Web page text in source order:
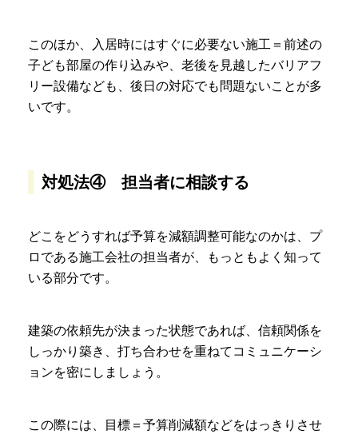
このほか、入居時にはすぐに必要ない施工＝前述の
子ども部屋の作り込みや、老後を見越したバリアフ
リー設備なども、後日の対応でも問題ないことが多
いです。
対処法④ 担当者に相談する
どこをどうすれば予算を減額調整可能なのかは、プ
ロである施工会社の担当者が、もっともよく知って
いる部分です。
建築の依頼先が決まった状態であれば、信頼関係を
しっかり築き、打ち合わせを重ねてコミュニケーシ
ョンを密にしましょう。
この際には、目標＝予算削減額などをはっきりさせ